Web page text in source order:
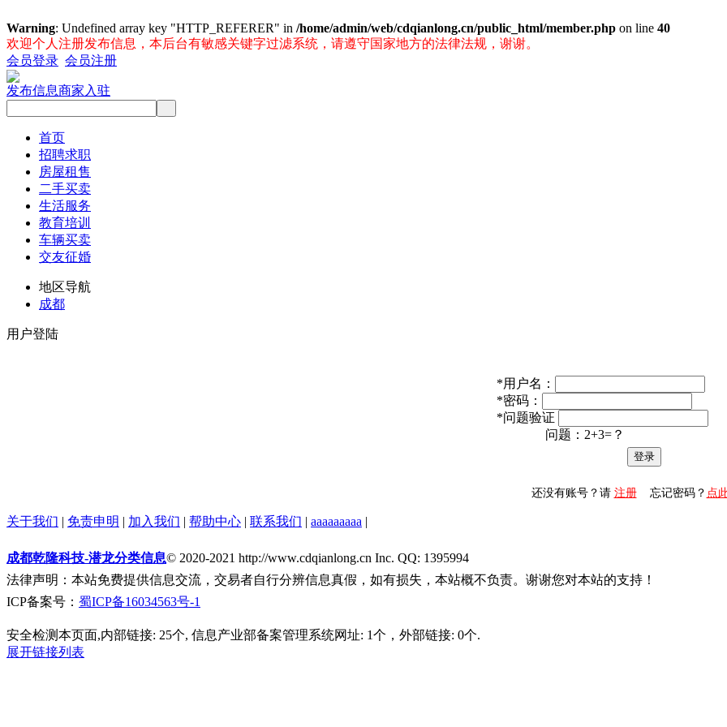
Warning: Undefined array key "HTTP_REFERER" in /home/admin/web/cdqianlong.cn/public_html/member.php on line 40
欢迎个人注册发布信息，本后台有敏感关键字过滤系统，请遵守国家地方的法律法规，谢谢。
会员登录 会员注册
发布信息商家入驻
首页
招聘求职
房屋租售
二手买卖
生活服务
教育培训
车辆买卖
交友征婚
地区导航
成都
用户登陆
*用户名：
*密码：
*问题验证
问题：2+3=？
还没有账号？请 注册忘记密码？ 点
关于我们 | 免责申明 | 加入我们 | 帮助中心 | 联系我们 | aaaaaaaaa |
成都乾隆科技-潜龙分类信息© 2020-2021 http://www.cdqianlong.cn Inc. QQ: 1395994
法律声明：本站免费提供信息交流，交易者自行分辨信息真假，如有损失，本站概不负责。谢谢您对本站的支持！
ICP备案号： 蜀ICP备16034563号-1
安全检测本页面,内部链接: 25个, 信息产业部备案管理系统网址: 1个，外部链接: 0个.
展开链接列表